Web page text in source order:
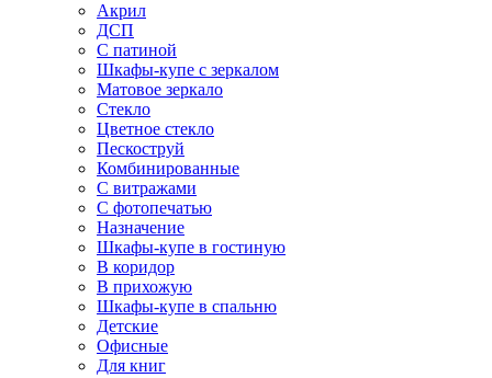
Акрил
ДСП
С патиной
Шкафы-купе с зеркалом
Матовое зеркало
Стекло
Цветное стекло
Пескоструй
Комбинированные
С витражами
С фотопечатью
Назначение
Шкафы-купе в гостиную
В коридор
В прихожую
Шкафы-купе в спальню
Детские
Офисные
Для книг